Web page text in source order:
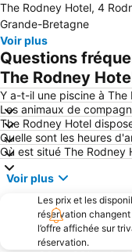
Bristol Bus Station
Circuit Touristique de
The Jane Austin
Centre Commercial de Cabot
T4 on the Beach
Stade Millenium
Georgian House
Bristol Hippodrome
Royal Victoria Park
Theatre Royal
The Rodney Hotel, 4
Grande-Bretagne
Voir plus
Questions
The Rodney
Y a-t-il une piscine à The
Les animaux de
The Rodney Hotel
Quelle sont les heures
Où est situé The Rodney
Voir plus
Les prix et les
réservation
l’offre affichée sur
réservation.